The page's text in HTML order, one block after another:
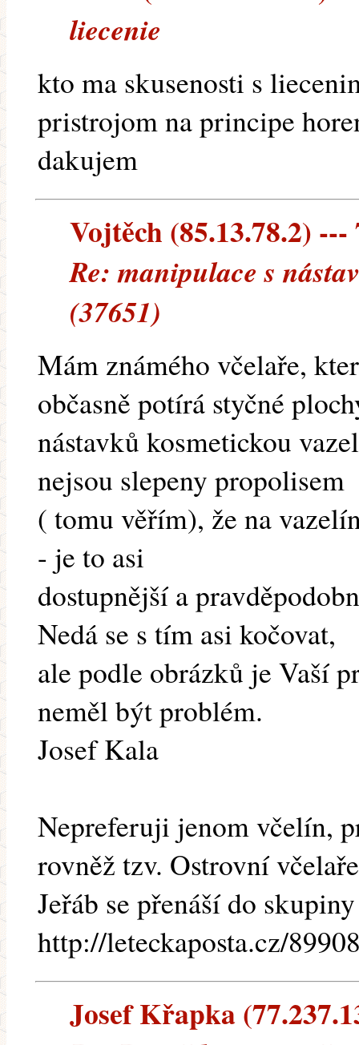
liecenie
kto ma skusenosti s
pristrojom na principe
dakujem
Vojtěch (85.13.78.2) ---
Re: manipulace s
(37651)
Mám známého včelaře,
občasně potírá styčné
nástavků kosmetickou
nejsou slepeny propolisem
( tomu věřím), že na
- je to asi
dostupnější a
Nedá se s tím asi kočovat,
ale podle obrázků je Vaší
neměl být problém.
Josef Kala
Nepreferuji jenom včelín,
rovněž tzv. Ostrovní
Jeřáb se přenáší do
http://leteckaposta.cz/
Josef Křapka